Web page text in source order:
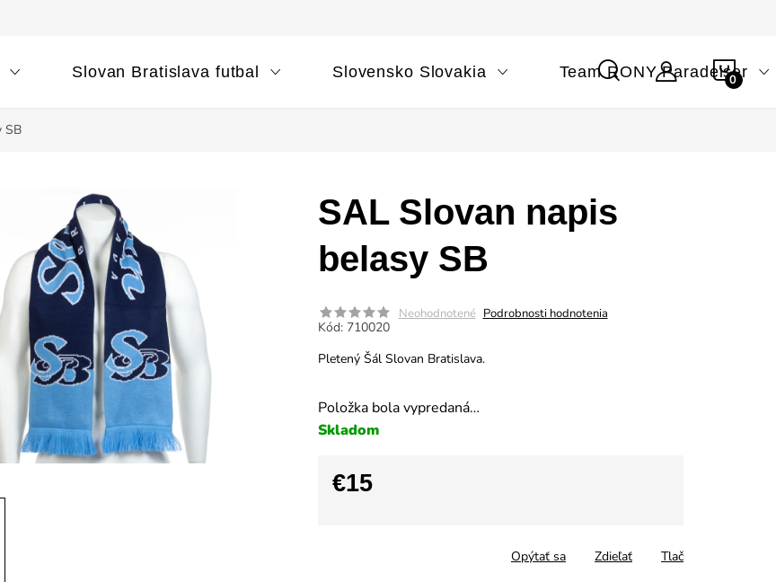
Slovan Bratislava futbal Slovensko Slovakia Team RONY Paradeiser
SB
SAL Slovan napis
belasy SB
Neohodnotené Podrobnosti hodnotenia
Kód: 710020
Pletený Šál Slovan Bratislava.
Položka bola vypredaná…
Skladom
€15
Tlač
Opýtať sa Zdieľať